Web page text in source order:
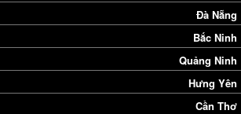
Đà Nẵng
Bắc Ninh
Quảng Ninh
Hưng Yên
Cần Thơ